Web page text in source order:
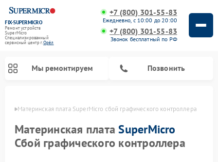
FIX-SUPERMICRO
Ремонт устройств
SuperMicro
Специализированный
cервисный центр г.Орёл
+7 (800) 301-55-83
Ежедневно, с 10:00 до 20:00
+7 (800) 301-55-83
Звонок бесплатный по РФ
Мы ремонтируем Позвонить
Материнская плата SuperMicro сбой графического контроллера
Материнская платаSuperMicro
Сбой графического контроллера